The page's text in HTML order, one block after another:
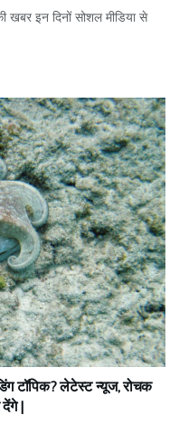
इन दिनों सोशल मीडिया से
टॉपिक? लेटेस्ट न्यूज, रोचक
|